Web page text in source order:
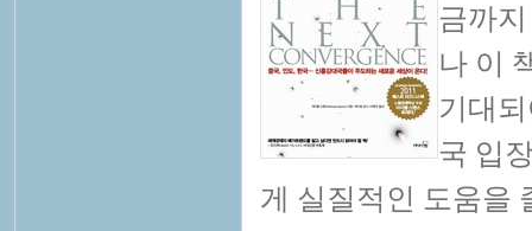
금까
나 이
기대
국 입
게 실질적인 도움을